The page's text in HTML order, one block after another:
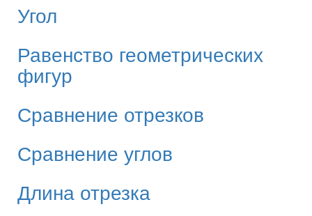
Угол
Равенство геометрических
фигур
Сравнение отрезков
Сравнение углов
Длина отрезка